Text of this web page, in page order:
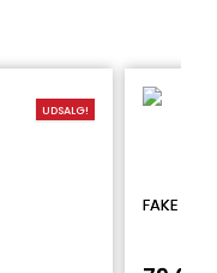
UDSALG!
FAKE